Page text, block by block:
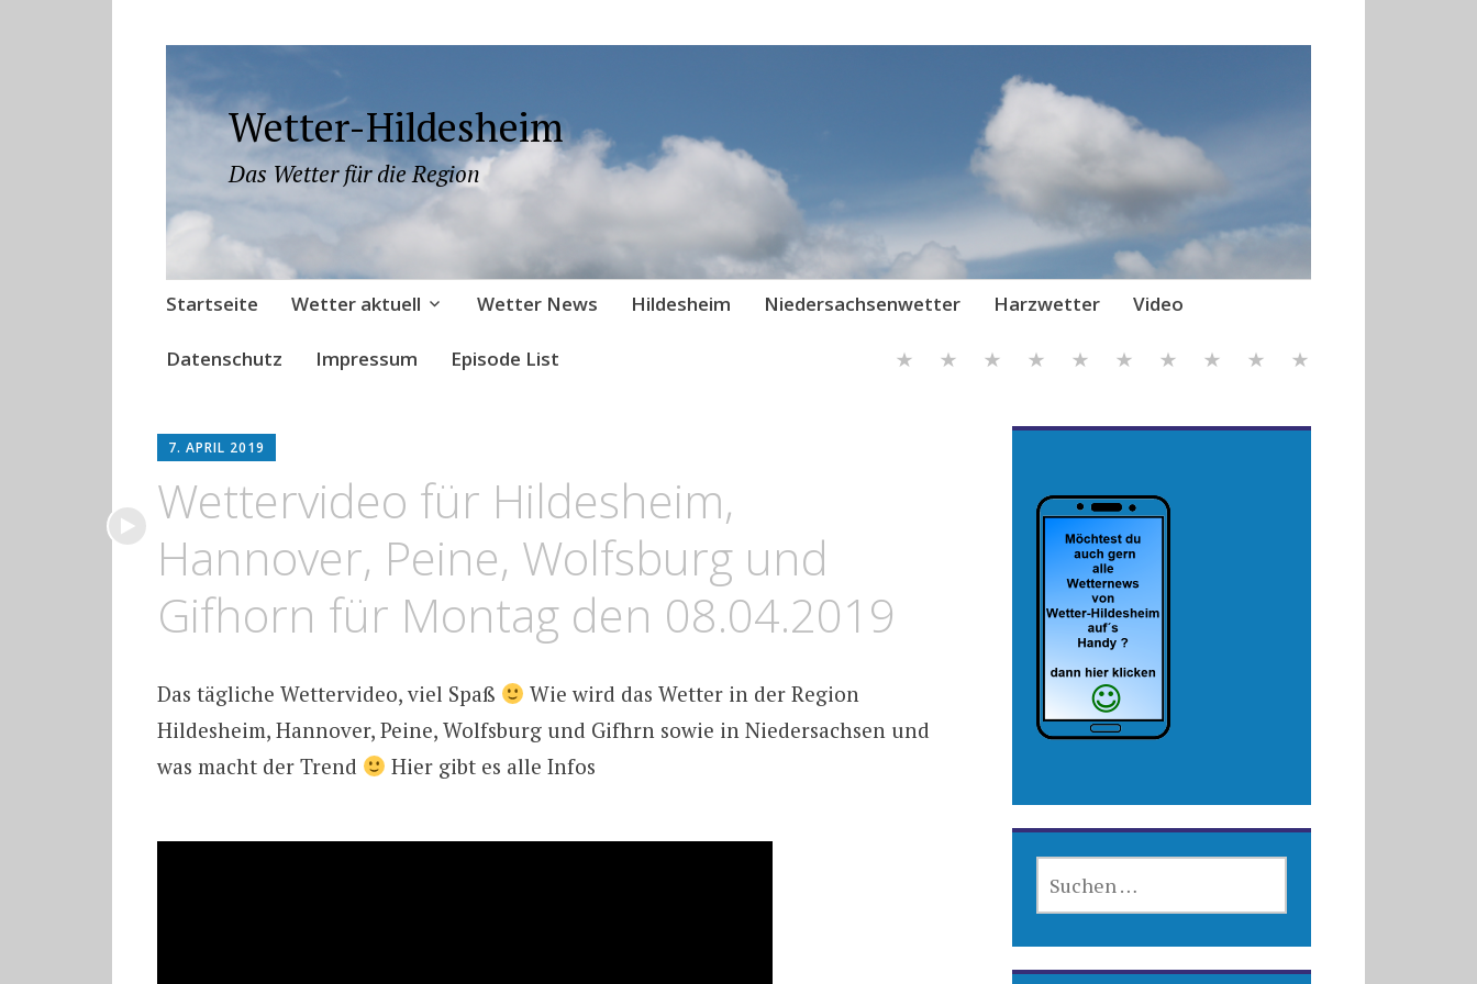
Wetter-Hildesheim
Das Wetter für die Region
Zum
springen
Startseite Wetter aktuell Wetter News Hildesheim Niedersachsenwetter Harzwetter Video
Datenschutz Impressum Episode List
7. APRIL 2019
video
Wettervideo für Hildesheim,
Hannover, Peine, Wolfsburg und
Gifhorn für Montag den 08.04.2019
Das tägliche Wettervideo, viel Spaß
Wie wird das Wetter in der Region
Hildesheim, Hannover, Peine, Wolfsburg und Gifhrn sowie in Niedersachsen und
was macht der Trend
Hier gibt es alle Infos
NACH: